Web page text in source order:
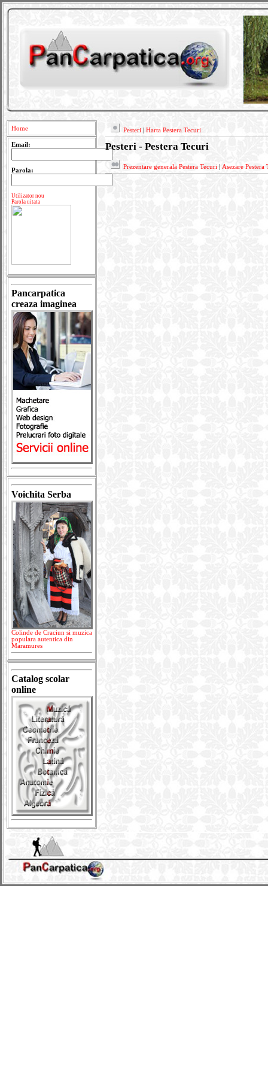
Home
Email:
Parola:
Utilizator nou
Parola uitata
Pancarpatica
creaza imaginea
Voichita Serba
Colinde de Craciun si muzica
populara autentica din
Maramures
Catalog scolar
online
Pesteri Harta Pestera Tecuri
Pesteri - Pestera Tecuri
Prezentare generala Pestera Tecuri Asezare Pestera